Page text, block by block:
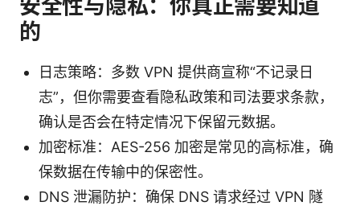
安全性与隐私：你真正需要知道
的
日志策略：多数 VPN 提供商宣称“不记录日
志”，但你需要查看隐私政策和司法要求条款，
确认是否会在特定情况下保留元数据。
加密标准：AES-256 加密是常见的高标准，确
保数据在传输中的保密性。
DNS 泄漏防护：确保 DNS 请求经过 VPN 隧